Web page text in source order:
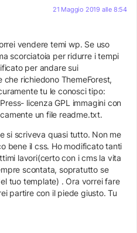
21 Maggio 2019 alle 8:54
vendere temi wp. Se uso
scorciatoia per ridurre i tempi
per andare sui
richiedono ThemeForest,
tu le conosci tipo:
licenza GPL immagini con
un file readme.txt.
si scriveva quasi tutto. Non me
bene il css. Ho modificato tanti
lavori(certo con i cms la vita
scontata, sopratutto se
tuo template) . Ora vorrei fare
partire con il piede giusto. Tu